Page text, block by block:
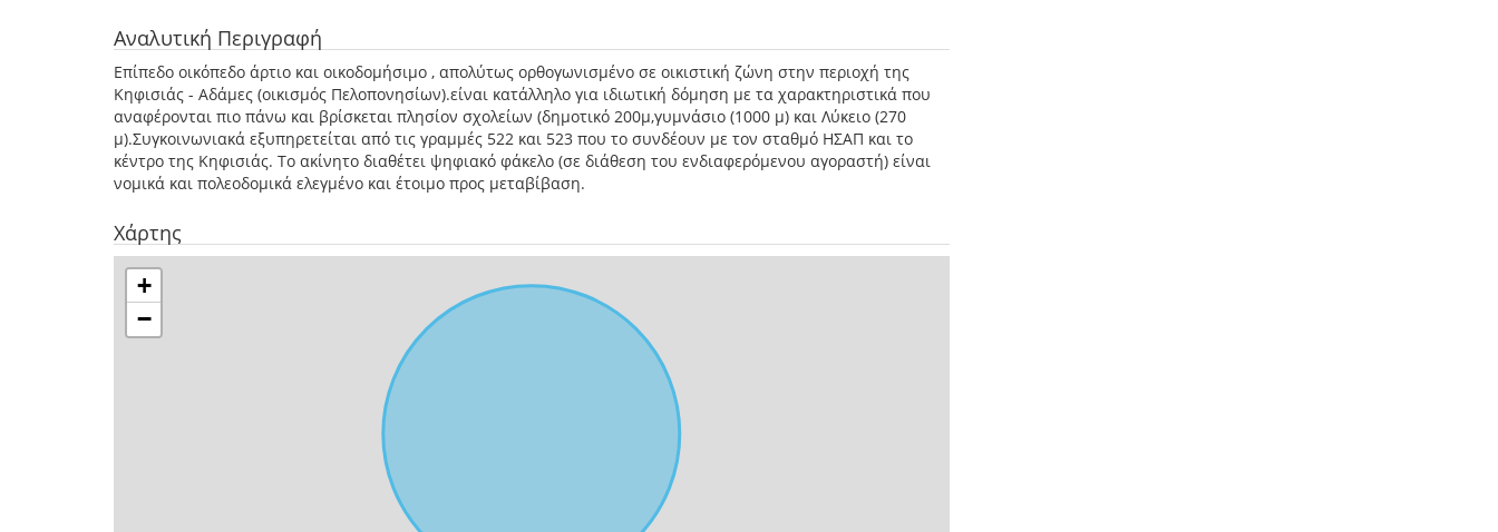
Αναλυτική Περιγραφή
Επίπεδο οικόπεδο άρτιο και οικοδομήσιμο , απολύτως ορθογωνισμένο σε οικιστική ζώνη στην περιοχή της
Κηφισιάς - Αδάμες (οικισμός Πελοπονησίων).είναι κατάλληλο για ιδιωτική δόμηση με τα χαρακτηριστικά που
αναφέρονται πιο πάνω και βρίσκεται πλησίον σχολείων (δημοτικό 200μ,γυμνάσιο (1000 μ) και Λύκειο (270
μ).Συγκοινωνιακά εξυπηρετείται από τις γραμμές 522 και 523 που το συνδέουν με τον σταθμό ΗΣΑΠ και το
κέντρο της Κηφισιάς. Το ακίνητο διαθέτει ψηφιακό φάκελο (σε διάθεση του ενδιαφερόμενου αγοραστή) είναι
νομικά και πολεοδομικά ελεγμένο και έτοιμο προς μεταβίβαση.
Χάρτης
+
−